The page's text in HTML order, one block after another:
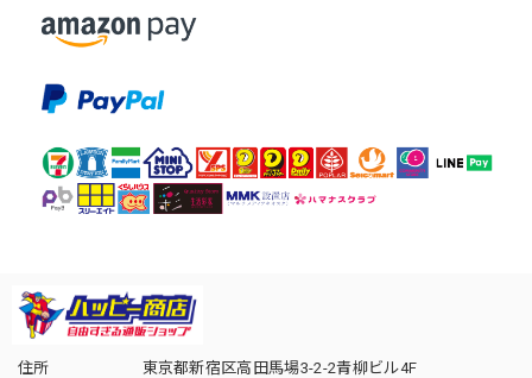
住所
東京都新宿区高田馬場3-2-2青柳ビル4F